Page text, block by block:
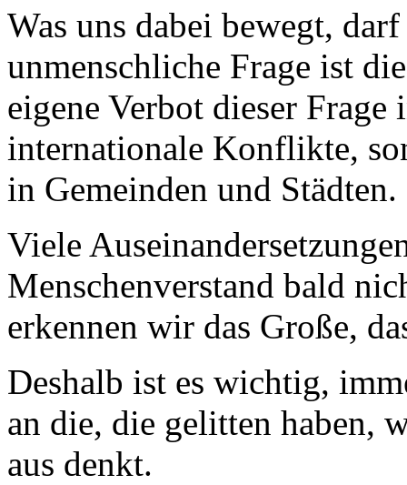
Was uns dabei bewegt,
unmenschliche Frage ist
eigene Verbot dieser
internationale Konflikte,
in Gemeinden und Städten.
Viele
Menschenverstand bald
erkennen wir das Große,
Deshalb ist es wichtig,
an die, die gelitten haben,
aus denkt.